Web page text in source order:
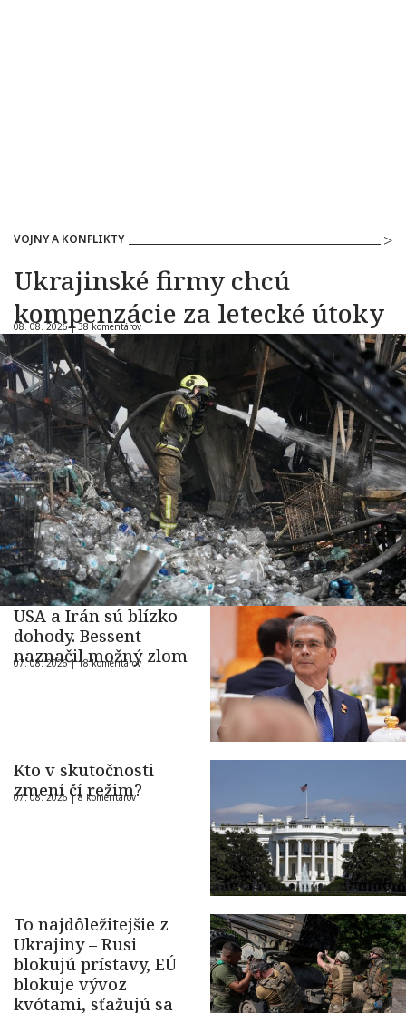
VOJNY A KONFLIKTY
Ukrajinské firmy chcú
kompenzácie za letecké útoky
08. 08. 2026 |38 komentárov
USA a Irán sú blízko
dohody. Bessent
naznačil možný zlom
07. 08. 2026 |18 komentárov
Kto v skutočnosti
zmení čí režim?
07. 08. 2026 |8 komentárov
To najdôležitejšie z
Ukrajiny – Rusi
blokujú prístavy, EÚ
blokuje vývoz
kvótami, sťažujú sa